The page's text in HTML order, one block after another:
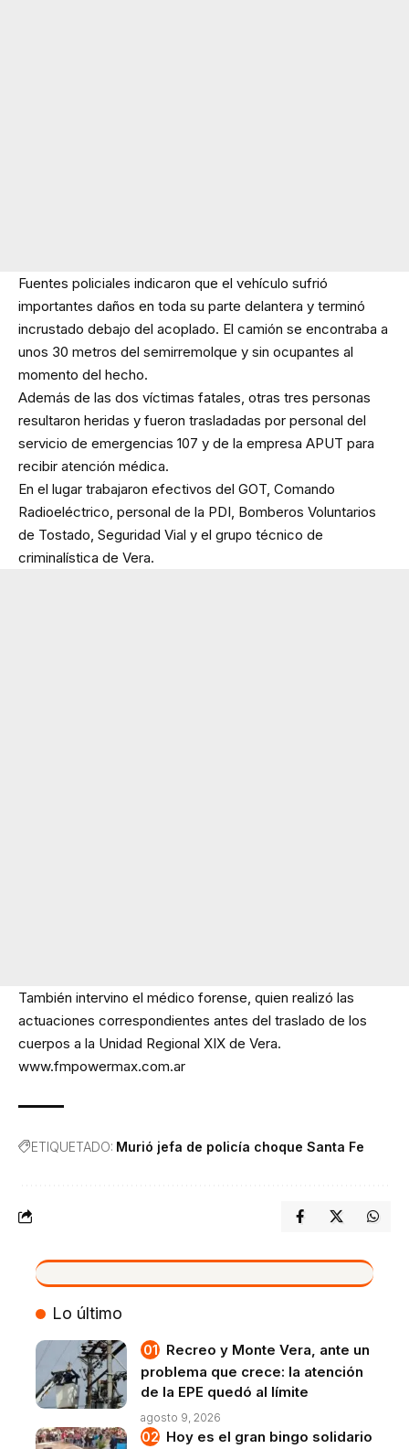
Fuentes policiales indicaron que el vehículo sufrió
importantes daños en toda su parte delantera y terminó
incrustado debajo del acoplado. El camión se encontraba a
unos 30 metros del semirremolque y sin ocupantes al
momento del hecho.
Además de las dos víctimas fatales, otras tres personas
resultaron heridas y fueron trasladadas por personal del
servicio de emergencias 107 y de la empresa APUT para
recibir atención médica.
En el lugar trabajaron efectivos del GOT, Comando
Radioeléctrico, personal de la PDI, Bomberos Voluntarios
de Tostado, Seguridad Vial y el grupo técnico de
criminalística de Vera.
También intervino el médico forense, quien realizó las
actuaciones correspondientes antes del traslado de los
cuerpos a la Unidad Regional XIX de Vera.
www.fmpowermax.com.ar
ETIQUETADO: Murió jefa de policía choque Santa Fe
VIVO
Lo último
Recreo y Monte Vera, ante un
problema que crece: la atención
de la EPE quedó al límite
agosto 9, 2026
Hoy es el gran bingo solidario